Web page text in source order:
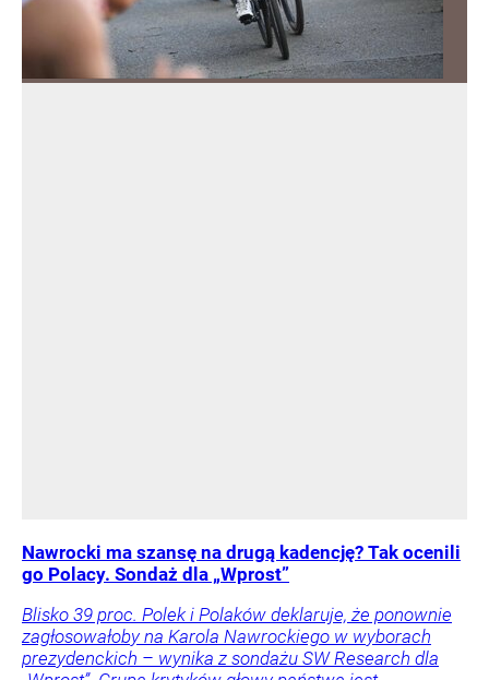
Nawrocki ma szansę na drugą kadencję? Tak ocenili
go Polacy. Sondaż dla „Wprost”
Blisko 39 proc. Polek i Polaków deklaruje, że ponownie
zagłosowałoby na Karola Nawrockiego w wyborach
prezydenckich – wynika z sondażu SW Research dla